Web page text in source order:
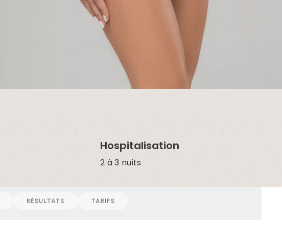
Hospitalisation
2 à 3 nuits
RÉSULTATS TARIFS